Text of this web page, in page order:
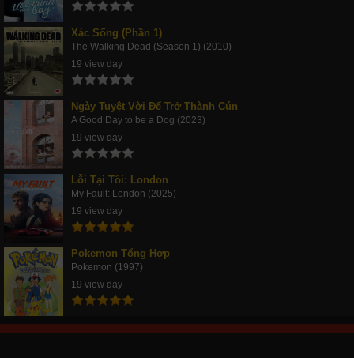
Xác Sống (Phần 1)
The Walking Dead (Season 1) (2010)
19 view day
Ngày Tuyệt Vời Để Trở Thành Cún
A Good Day to be a Dog (2023)
19 view day
Lỗi Tại Tôi: London
My Fault: London (2025)
19 view day
Pokemon Tổng Hợp
Pokemon (1997)
19 view day